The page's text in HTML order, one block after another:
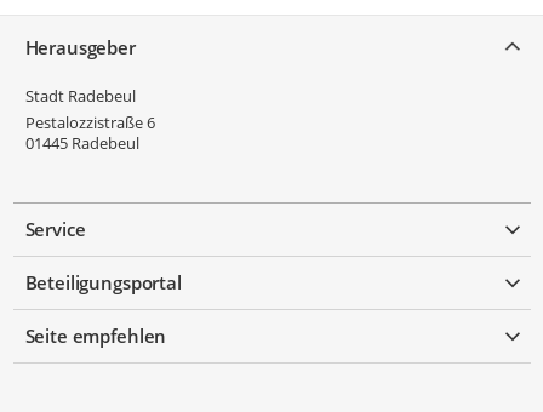
Herausgeber
Stadt Radebeul
Pestalozzistraße 6
01445 Radebeul
Service
Beteiligungsportal
Seite empfehlen